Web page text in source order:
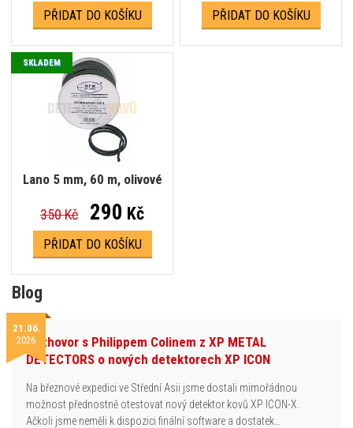
PŘIDAT DO KOŠÍKU PŘIDAT DO KOŠÍKU
Lano 5 mm, 60 m, olivové
SKLADEM
350 Kč 290 Kč
PŘIDAT DO KOŠÍKU
Blog
21.06.
2026Rozhovor s Philippem Colinem z XP METAL
DETECTORS o nových detektorech XP ICON
Na březnové expedici ve Střední Asii jsme dostali mimořádnou
možnost přednostně otestovat nový detektor kovů XP ICON-X.
Ačkoli jsme neměli k dispozici finální software a dostatek…